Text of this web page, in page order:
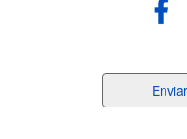
un